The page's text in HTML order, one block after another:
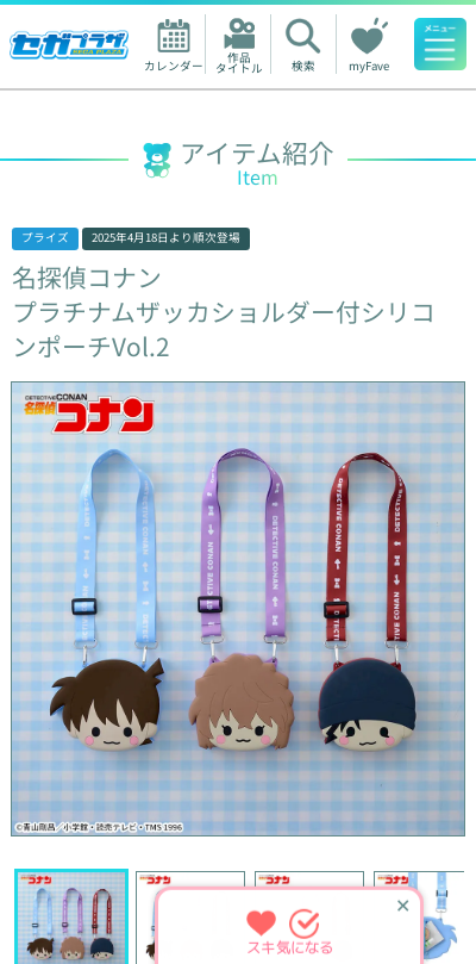
カレンダー 作品
タイトル 検索 myFave
人気ワード
アイテム紹介
Item
プライズ 2025年4月18日 より順次登場
名探偵コナン
プラチナムザッカショルダー付シリコ
ンポーチVol.2
✕
スキ気になる